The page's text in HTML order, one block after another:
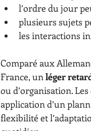
l’ordre du jour
plusieurs sujets
les interactions
Comparé aux
France, un léger
ou d’organisation.
application d’un
flexibilité et